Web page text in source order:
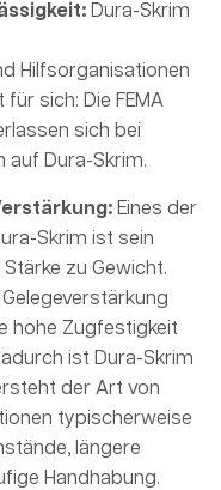
Dura-Skrim
Hilfsorganisationen
sich: Die FEMA
sich bei
auf Dura-Skrim.
Eines der
Skrim ist sein
zu Gewicht.
hohe Zugfestigkeit
ist Dura-Skrim
der Art von
typischerweise
längere
Handhabung.